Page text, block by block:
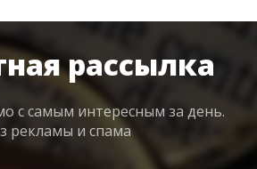
рассылка
с самым интересным за день.
рекламы и спама